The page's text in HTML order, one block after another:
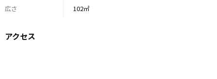
広さ
102㎡
アクセス